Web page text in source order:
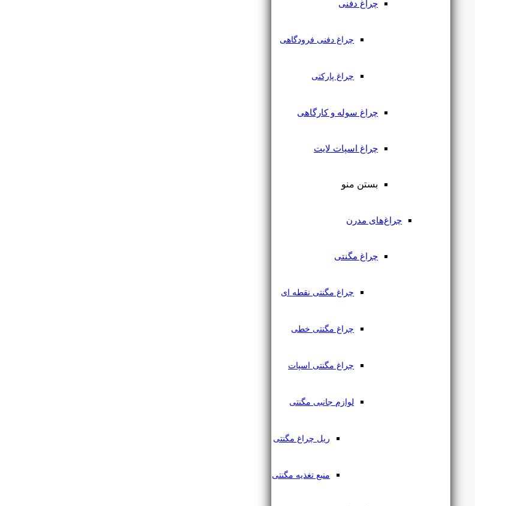
چراغ دفنی
چراغ دفنی فرودگاهی
چراغ پارکتی
چراغ سوله و کارگاهی
چراغ اسپات لایت
بستن منو
چراغ‌های مدرن
چراغ مگنتی
چراغ مگنتی نقطه ای
چراغ مگنتی خطی
چراغ مگنتی اسپات
لوازم جانبی مگنتی
ریل چراغ مگنتی
منبع تغذیه مگنتی